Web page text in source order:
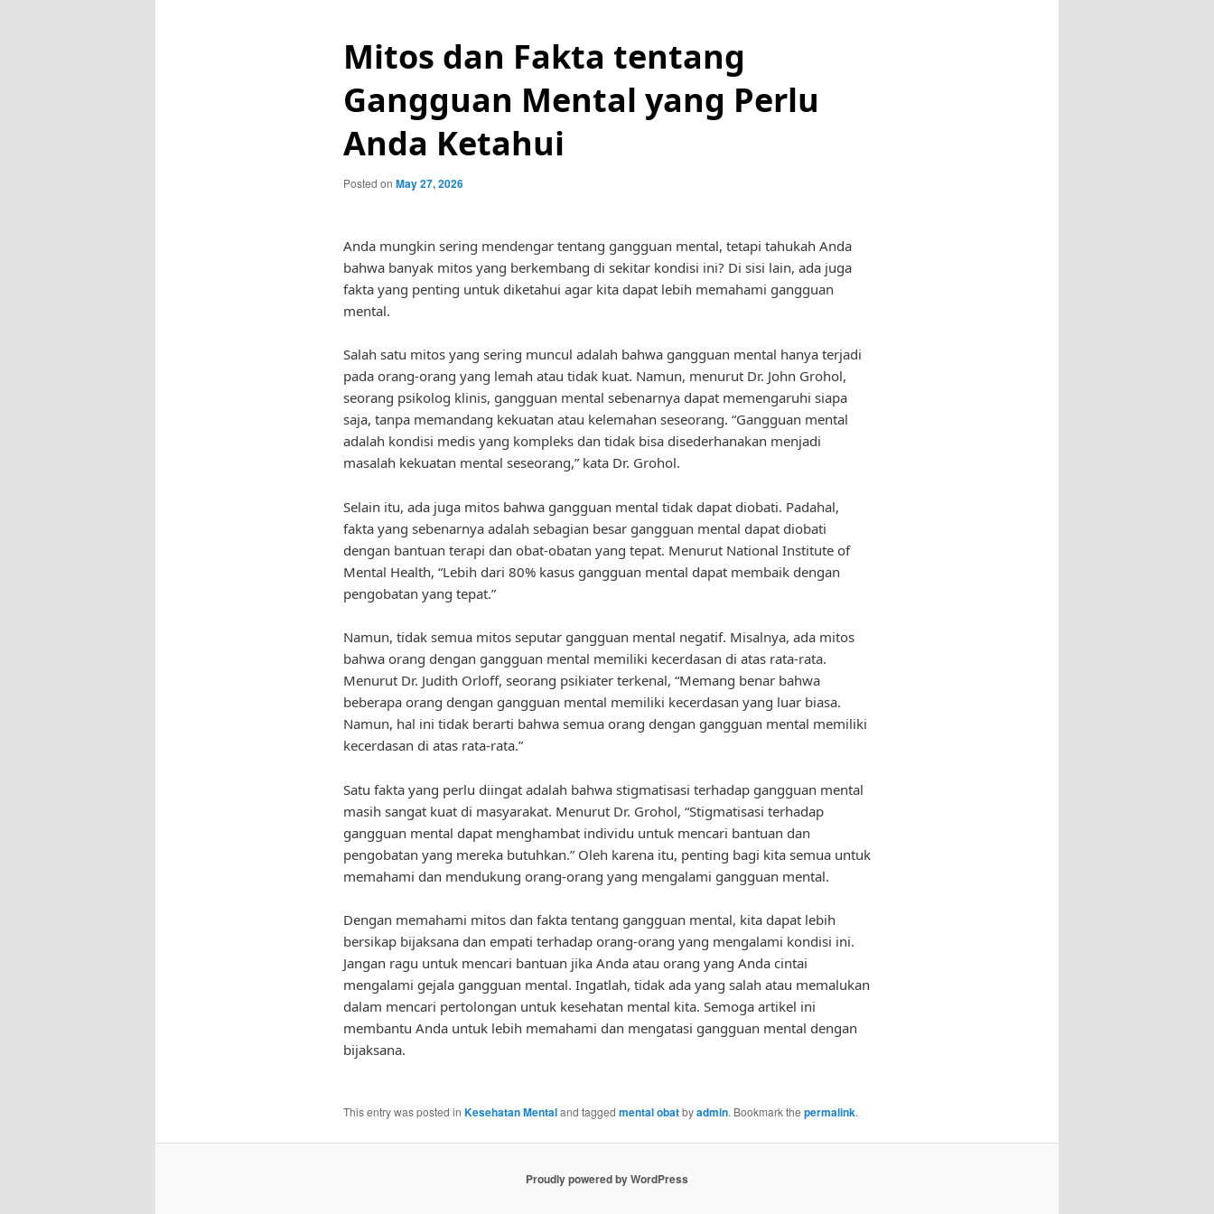
Mitos dan Fakta tentang
Gangguan Mental yang Perlu
Anda Ketahui
Posted on May 27, 2026
Anda mungkin sering mendengar tentang gangguan mental, tetapi tahukah Anda
bahwa banyak mitos yang berkembang di sekitar kondisi ini? Di sisi lain, ada juga
fakta yang penting untuk diketahui agar kita dapat lebih memahami gangguan
mental.
Salah satu mitos yang sering muncul adalah bahwa gangguan mental hanya terjadi
pada orang-orang yang lemah atau tidak kuat. Namun, menurut Dr. John Grohol,
seorang psikolog klinis, gangguan mental sebenarnya dapat memengaruhi siapa
saja, tanpa memandang kekuatan atau kelemahan seseorang. “Gangguan mental
adalah kondisi medis yang kompleks dan tidak bisa disederhanakan menjadi
masalah kekuatan mental seseorang,” kata Dr. Grohol.
Selain itu, ada juga mitos bahwa gangguan mental tidak dapat diobati. Padahal,
fakta yang sebenarnya adalah sebagian besar gangguan mental dapat diobati
dengan bantuan terapi dan obat-obatan yang tepat. Menurut National Institute of
Mental Health, “Lebih dari 80% kasus gangguan mental dapat membaik dengan
pengobatan yang tepat.”
Namun, tidak semua mitos seputar gangguan mental negatif. Misalnya, ada mitos
bahwa orang dengan gangguan mental memiliki kecerdasan di atas rata-rata.
Menurut Dr. Judith Orloff, seorang psikiater terkenal, “Memang benar bahwa
beberapa orang dengan gangguan mental memiliki kecerdasan yang luar biasa.
Namun, hal ini tidak berarti bahwa semua orang dengan gangguan mental memiliki
kecerdasan di atas rata-rata.”
Satu fakta yang perlu diingat adalah bahwa stigmatisasi terhadap gangguan mental
masih sangat kuat di masyarakat. Menurut Dr. Grohol, “Stigmatisasi terhadap
gangguan mental dapat menghambat individu untuk mencari bantuan dan
pengobatan yang mereka butuhkan.” Oleh karena itu, penting bagi kita semua untuk
memahami dan mendukung orang-orang yang mengalami gangguan mental.
Dengan memahami mitos dan fakta tentang gangguan mental, kita dapat lebih
bersikap bijaksana dan empati terhadap orang-orang yang mengalami kondisi ini.
Jangan ragu untuk mencari bantuan jika Anda atau orang yang Anda cintai
mengalami gejala gangguan mental. Ingatlah, tidak ada yang salah atau memalukan
dalam mencari pertolongan untuk kesehatan mental kita. Semoga artikel ini
membantu Anda untuk lebih memahami dan mengatasi gangguan mental dengan
bijaksana.
This entry was posted in Kesehatan Mentaland tagged mental obatbyadmin. Bookmark the permalink.
Proudly powered by WordPress